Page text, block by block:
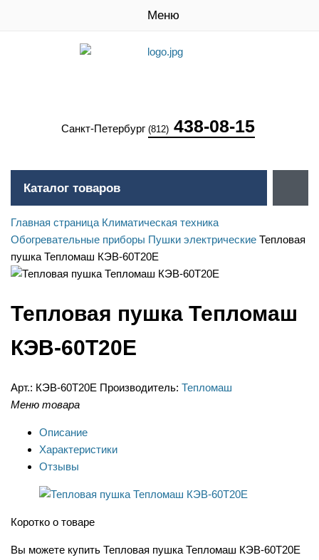
Меню
Санкт-Петербург (812) 438-08-15
Каталог товаров
Главная страница Климатическая техника
Обогревательные приборы Пушки электрические Тепловая
пушка Тепломаш КЭВ-60Т20Е
Тепловая пушка Тепломаш
КЭВ-60Т20Е
Арт.: КЭВ-60Т20Е Производитель: Тепломаш
Меню товара
Описание
Характеристики
Отзывы
Коротко о товаре
Вы можете купить Тепловая пушка Тепломаш КЭВ-60Т20Е